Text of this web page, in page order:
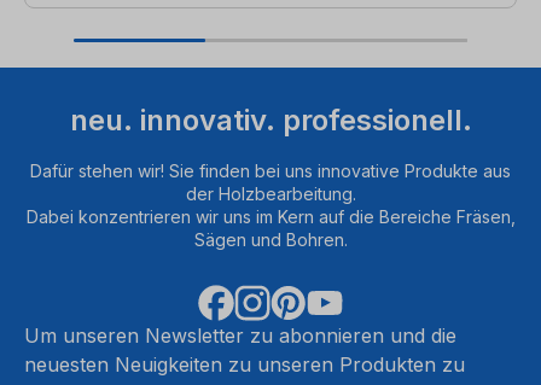
neu. innovativ. professionell.
Dafür stehen wir! Sie finden bei uns innovative Produkte aus
der Holzbearbeitung.
Dabei konzentrieren wir uns im Kern auf die Bereiche Fräsen,
Sägen und Bohren.
Um unseren Newsletter zu abonnieren und die
neuesten Neuigkeiten zu unseren Produkten zu